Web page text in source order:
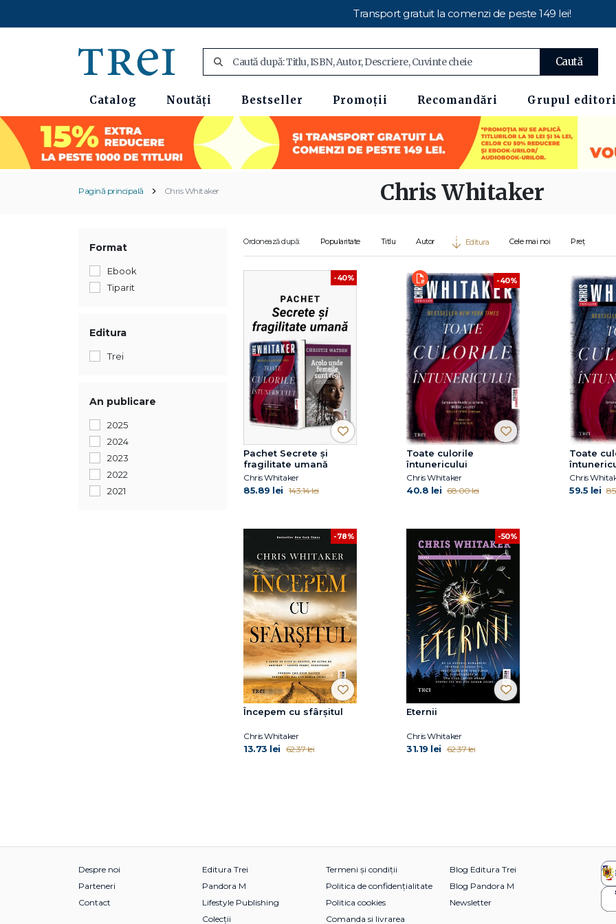
Transport gratuit la comenzi de peste 149 lei!
Caută
Catalog Noutăți Bestseller Promoții Recomandări Grupul
Pagină principală Chris Whitaker Chris Whitaker
Format
Ebook
Tiparit
Editura
Trei
An publicare
2025
2024
2023
2022
2021
Ordonează după: Popularitate Titlu Autor Editura Cele mai noi Preț
-40%
Pachet Secrete și
fragilitate umană
Chris Whitaker
85.89 lei 143.14 lei
-40%
Toate culorile
întunericului
Chris Whitaker
40.8 lei 68.00 lei
Toate
Chris
59.5 lei
-78%
Începem cu sfârșitul
Chris Whitaker
13.73 lei 62.37 lei
-50%
Eternii
Chris Whitaker
31.19 lei 62.37 lei
Despre noi
Parteneri
Contact
Editura Trei
Pandora M
Lifestyle Publishing
Colecții
Termeni și condiții
Politica de confidențialitate
Politica cookies
Comanda si livrarea
Blog Editura Trei
Blog Pandora M
Newsletter